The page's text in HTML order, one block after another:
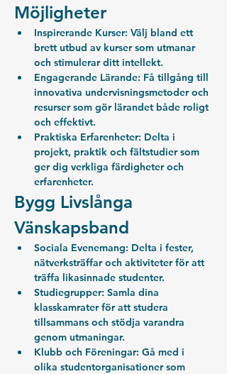
Möjligheter
Inspirerande Kurser: Välj bland ett
brett utbud av kurser som utmanar
och stimulerar ditt intellekt.
Engagerande Lärande: Få tillgång till
innovativa undervisningsmetoder och
resurser som gör lärandet både roligt
och effektivt.
Praktiska Erfarenheter: Delta i
projekt, praktik och fältstudier som
ger dig verkliga färdigheter och
erfarenheter.
Bygg Livslånga
Vänskapsband
Sociala Evenemang: Delta i fester,
nätverksträffar och aktiviteter för att
träffa likasinnade studenter.
Studiegrupper: Samla dina
klasskamrater för att studera
tillsammans och stödja varandra
genom utmaningar.
Klubb och Föreningar: Gå med i
olika studentorganisationer som